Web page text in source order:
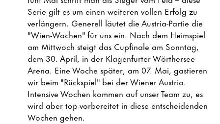
Serie gilt es um einen weiteren vollen Erfolg zu
verlängern. Generell läutet die Austria-Partie die
"Wien-Wochen" für uns ein. Nach dem Heimspiel
am Mittwoch steigt das Cupfinale am Sonntag,
dem 30. April, in der Klagenfurter Wörthersee
Arena. Eine Woche später, am 07. Mai, gastieren
wir beim "Rückspiel" bei der Wiener Austria.
Intensive Wochen kommen auf unser Team zu, es
wird aber top-vorbereitet in diese entscheidenden
Wochen gehen.